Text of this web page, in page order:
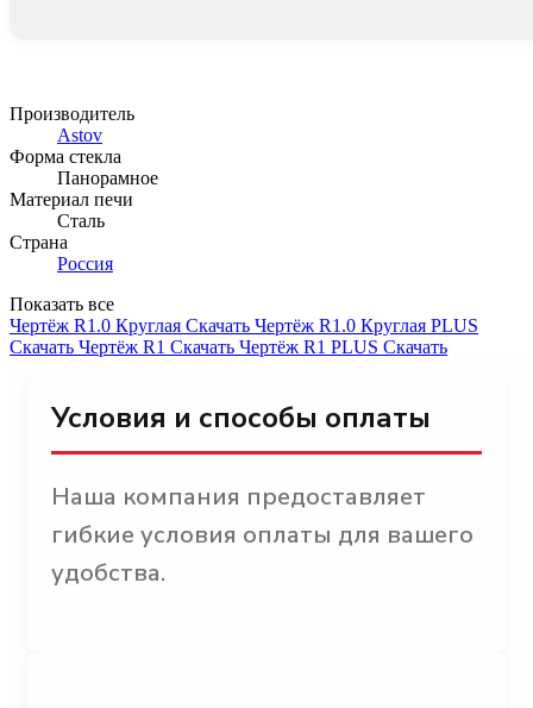
Производитель
Astov
Форма стекла
Панорамное
Материал печи
Сталь
Страна
Россия
Показать все
Чертёж R1.0 Круглая Скачать Чертёж R1.0 Круглая PLUS
Скачать Чертёж R1 Скачать Чертёж R1 PLUS Скачать
Условия и способы оплаты
Наша компания предоставляет
гибкие условия оплаты для вашего
удобства.